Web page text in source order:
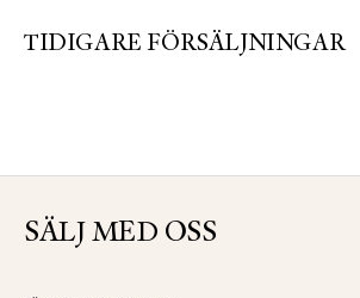
TIDIGARE FÖRSÄLJNINGAR
SÄLJ MED OSS